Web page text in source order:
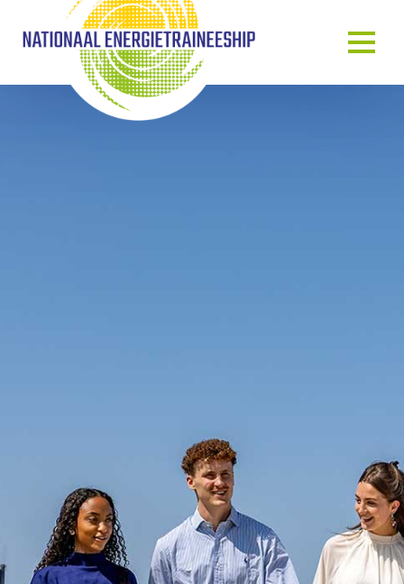
STARTERS
JOUW VERHAAL